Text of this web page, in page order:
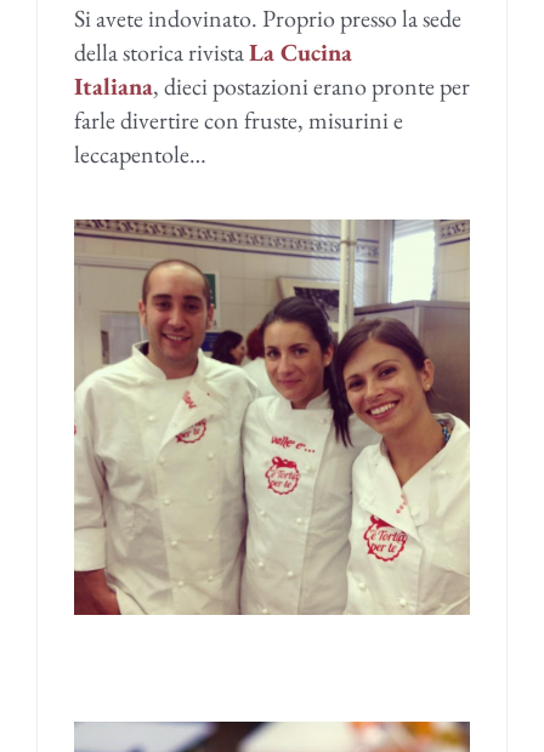
Si avete indovinato. Proprio presso la sede
della storica rivistaLa Cucina
Italiana, dieci postazioni erano pronte per
farle divertire con fruste, misurini e
leccapentole…